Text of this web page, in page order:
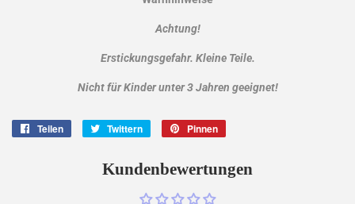
Achtung!
Erstickungsgefahr. Kleine Teile.
Nicht für Kinder unter 3 Jahren geeignet!
Teilen Twittern
twittern
Pinnen
pinnen
Kundenbewertungen